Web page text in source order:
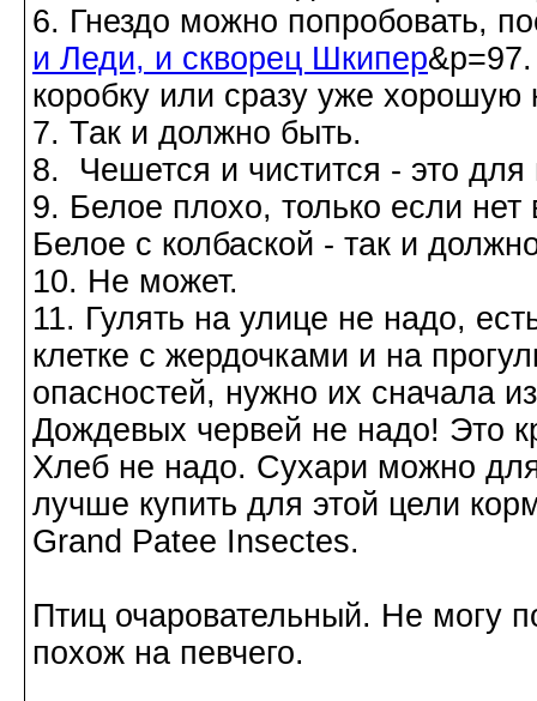
6. Гнездо можно попробовать,
и Леди, и скворец Шкипер
коробку или сразу уже хорошую
7. Так и должно быть.
8. Чешется и чистится - это
9. Белое плохо, только если нет
Белое с колбаской - так и
10. Не может.
11. Гулять на улице не надо,
клетке с жердочками и на
опасностей, нужно их сначала
Дождевых червей не надо! Это
Хлеб не надо. Сухари можно
лучше купить для этой цели
Grand Patee Insectes.
Птиц очаровательный. Не могу
похож на певчего.